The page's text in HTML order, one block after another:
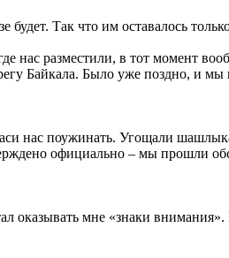
Так что им оставалось
нас разместили, в тот момент
Байкала. Было уже поздно, и мы
нас поужинать. Угощали
официально – мы прошли
мне «знаки